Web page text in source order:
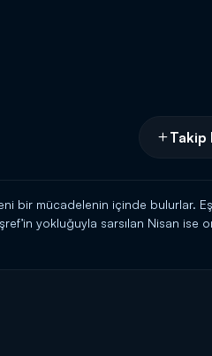
Takip
bir mücadelenin içinde bulurlar.
yokluğuyla sarsılan Nisan ise
sürükler. Aynı zamanda